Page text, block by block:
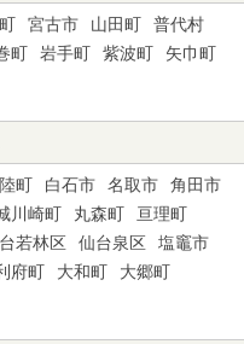
宮古市 山田町
普代村
町 岩手町 紫波町
矢巾町
町 白石市 名取市
角田市
川崎町 丸森町
亘理町
若林区 仙台泉区
塩竈市
府町 大和町
大郷町